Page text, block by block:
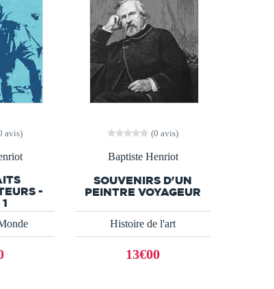
avis)
-
(0 avis)
Baptiste Henriot
SOUVENIRS D'UN
PEINTRE VOYAGEUR
Histoire de l'art
13€00